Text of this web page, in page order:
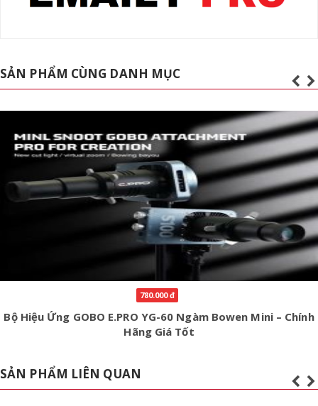
SẢN PHẨM CÙNG DANH MỤC
1.380.000 đ
Combo Đèn LED E-PRO Projection Attachment P60 MAX
40W – Bộ Cắt Sáng Đa Giác & 20 Thẻ Hình
SẢN PHẨM LIÊN QUAN